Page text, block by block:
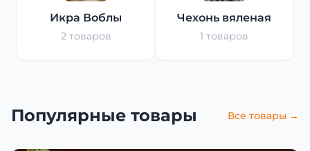
Икра Воблы
2 товаров
Чехонь вяленая
1 товаров
Популярные товары Все товары →